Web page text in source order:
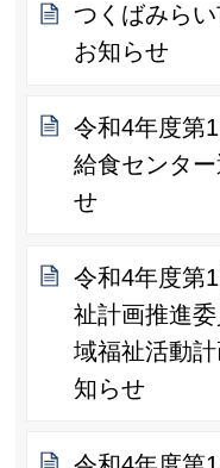
つくばみら
お知らせ
令和4年度第
給食センタ
せ
令和4年度第
祉計画推進
域福祉活動
知らせ